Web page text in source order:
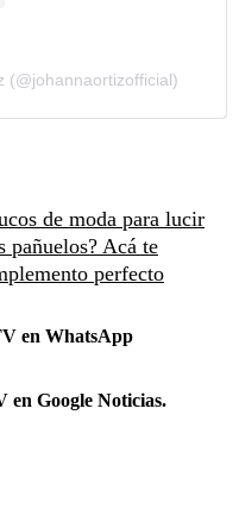
(@johannaortizofficial)
de moda para lucir
pañuelos? Acá te
perfecto
en WhatsApp
en Google Noticias.